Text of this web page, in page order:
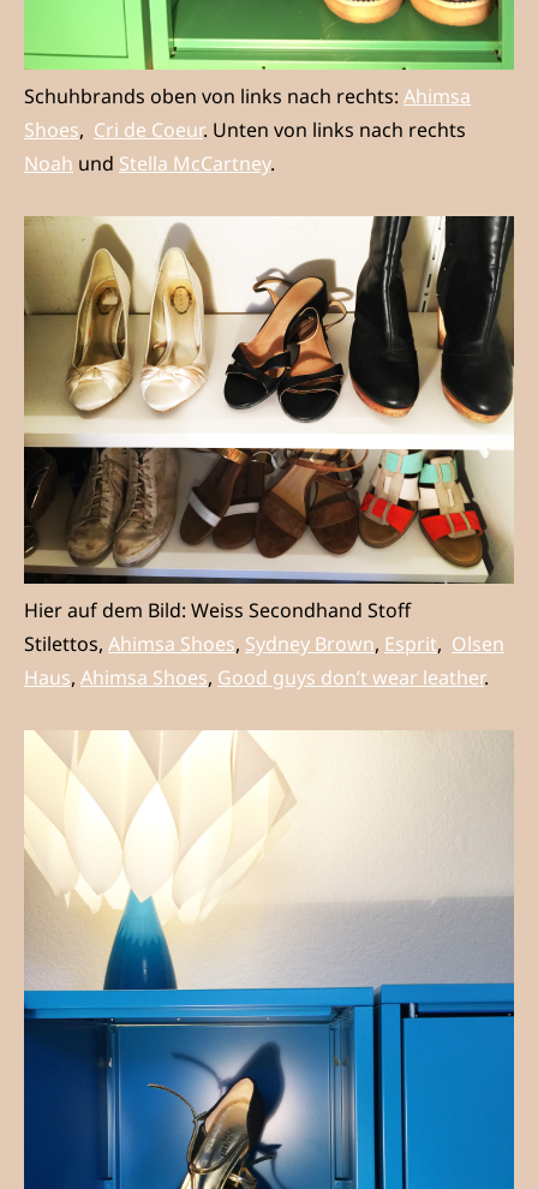
Schuhbrands oben von links nach rechts: Ahimsa
Shoes, Cri de Coeur. Unten von links nach rechts
Noah und Stella McCartney.
Hier auf dem Bild: Weiss Secondhand Stoff
Stilettos, Ahimsa Shoes, Sydney Brown, Esprit, Olsen
Haus, Ahimsa Shoes, Good guys don’t wear leather.